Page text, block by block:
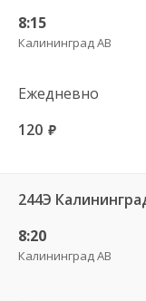
8:15
Калининград АВ
Ежедневно
120 руб.
244Э
8:20
Калининград АВ